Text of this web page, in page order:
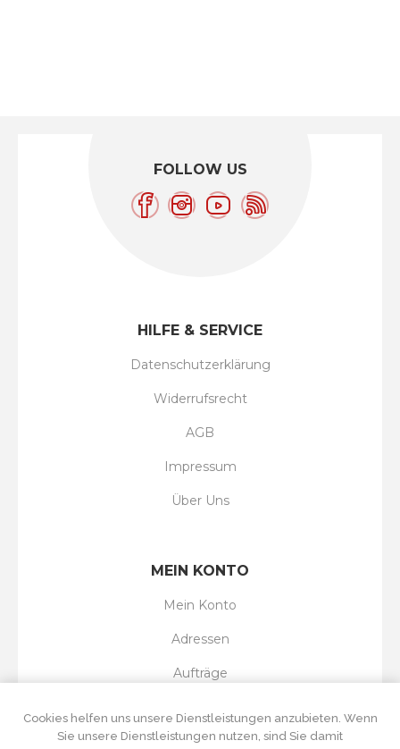
FOLLOW US
HILFE & SERVICE
Datenschutzerklärung
Widerrufsrecht
AGB
Impressum
Über Uns
MEIN KONTO
Mein Konto
Adressen
Aufträge
Cookies helfen uns unsere Dienstleistungen anzubieten. Wenn
Sie unsere Dienstleistungen nutzen, sind Sie damit